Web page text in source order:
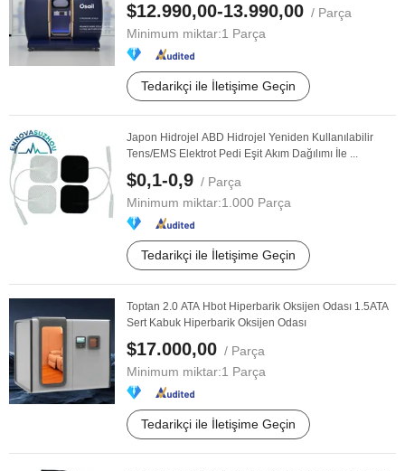
$12.990,00-13.990,00 / Parça
Minimum miktar:1 Parça
Tedarikçi ile İletişime Geçin
Japon Hidrojel ABD Hidrojel Yeniden Kullanılabilir
Tens/EMS Elektrot Pedi Eşit Akım Dağılımı İle ...
$0,1-0,9 / Parça
Minimum miktar:1.000 Parça
Tedarikçi ile İletişime Geçin
Toptan 2.0 ATA Hbot Hiperbarik Oksijen Odası 1.5ATA
Sert Kabuk Hiperbarik Oksijen Odası
$17.000,00 / Parça
Minimum miktar:1 Parça
Tedarikçi ile İletişime Geçin